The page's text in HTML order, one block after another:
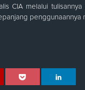
CIA melalui tulisannya
penggunaannya